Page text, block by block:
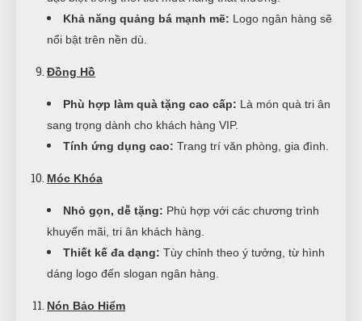
Khả năng quảng bá mạnh mẽ: Logo ngân hàng sẽ
nổi bật trên nền dù.
Đồng Hồ
Phù hợp làm quà tặng cao cấp: Là món quà tri ân
sang trọng dành cho khách hàng VIP.
Tính ứng dụng cao: Trang trí văn phòng, gia đình.
Móc Khóa
Nhỏ gọn, dễ tặng: Phù hợp với các chương trình
khuyến mãi, tri ân khách hàng.
Thiết kế đa dạng: Tùy chỉnh theo ý tưởng, từ hình
dáng logo đến slogan ngân hàng.
Nón Bảo Hiểm